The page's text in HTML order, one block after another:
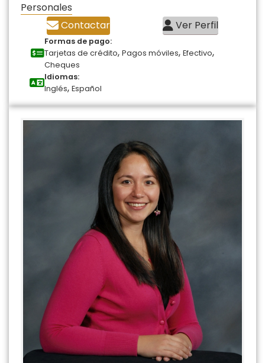
Personales
Contactar
Ver Perfil
Formas de pago:
Tarjetas de crédito, Pagos móviles, Efectivo,
Cheques
Idiomas:
Inglés, Español